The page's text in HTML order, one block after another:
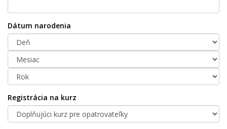
Dátum narodenia
Registrácia na kurz